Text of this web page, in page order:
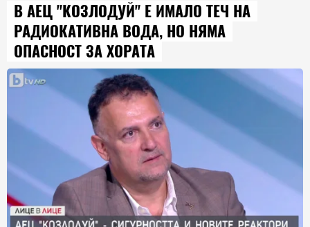
В АЕЦ "КОЗЛОДУЙ" Е ИМАЛО ТЕЧ НА
РАДИОКАТИВНА ВОДА, НО НЯМА
ОПАСНОСТ ЗА ХОРАТА